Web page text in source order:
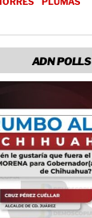
ADN POLLS